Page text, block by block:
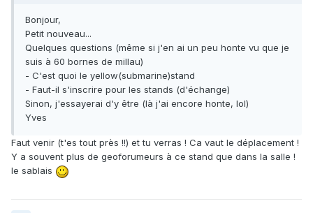
Bonjour,
Petit nouveau...
Quelques questions (même si j'en ai un peu honte vu que je
suis à 60 bornes de millau)
- C'est quoi le yellow(submarine)stand
- Faut-il s'inscrire pour les stands (d'échange)
Sinon, j'essayerai d'y être (là j'ai encore honte, lol)
Yves
Faut venir (t'es tout près !!) et tu verras ! Ca vaut le déplacement !
Y a souvent plus de geoforumeurs à ce stand que dans la salle !
le sablais